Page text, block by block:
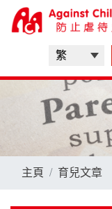
主頁 育兒文章